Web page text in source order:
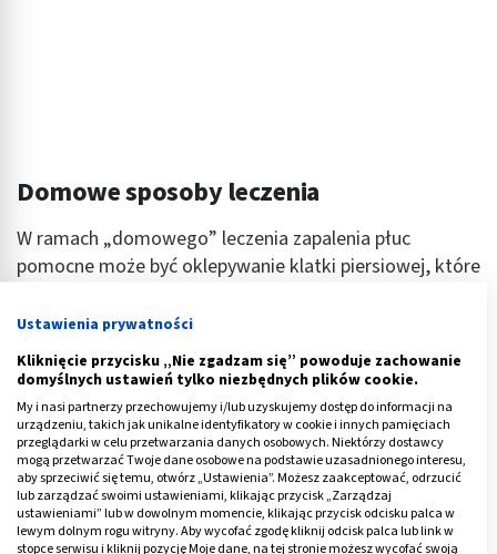
Domowe sposoby leczenia
W ramach „domowego” leczenia zapalenia płuc
pomocne może być oklepywanie klatki piersiowej, które
oddechowym i umożliwia odkrztuszanie. Łatwiej nam
się wtedy oddycha, bo oskrzela oczyszczone z
wydzieliny przewodzą więcej powietrza do
pęcherzyków płucnych.
- I tak, i nie. W przypadku zachorowania ważne jest,
żeby zostać w łóżku. Ale nie należy tego traktować tak
dosłownie – jak wcześniej powiedziałem, bardziej
chodzi o to, by nie pracować i odpocząć. Leżenie
Ustawienia prywatności
Kliknięcie przycisku „Nie zgadzam się” powoduje zachowanie
domyślnych ustawień tylko niezbędnych plików cookie.
My i nasi partnerzy przechowujemy i/lub uzyskujemy dostęp do informacji na
urządzeniu, takich jak unikalne identyfikatory w cookie i innych pamięciach
przeglądarki w celu przetwarzania danych osobowych. Niektórzy dostawcy
mogą przetwarzać Twoje dane osobowe na podstawie uzasadnionego interesu,
aby sprzeciwić się temu, otwórz „Ustawienia”. Możesz zaakceptować, odrzucić
lub zarządzać swoimi ustawieniami, klikając przycisk „Zarządzaj
ustawieniami” lub w dowolnym momencie, klikając przycisk odcisku palca w
lewym dolnym rogu witryny. Aby wycofać zgodę kliknij odcisk palca lub link w
stopce serwisu i kliknij pozycję Moje dane, na tej stronie możesz wycofać swoją